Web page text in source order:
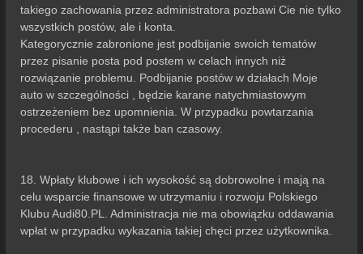
takiego zachowania przez administratora pozbawi Cie nie tylko
wszystkich postów, ale i konta.
Kategorycznie zabronione jest podbijanie swoich tematów
przez pisanie posta pod postem w celach innych niż
rozwiązanie problemu. Podbijanie postów w działach Moje
auto w szczególności , będzie karane natychmiastowym
ostrzeżeniem bez upomnienia. W przypadku powtarzania
procederu , nastąpi także ban czasowy.
18. Wpłaty klubowe i ich wysokość są dobrowolne i mają na
celu wsparcie finansowe w utrzymaniu i rozwoju Polskiego
Klubu Audi80.PL. Administracja nie ma obowiązku oddawania
wpłat w przypadku wykazania takiej chęci przez użytkownika.